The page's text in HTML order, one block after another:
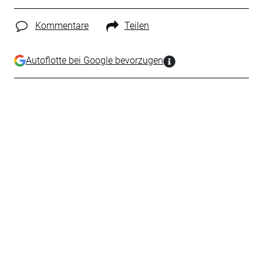
Kommentare Teilen
Autoflotte bei Google bevorzugen